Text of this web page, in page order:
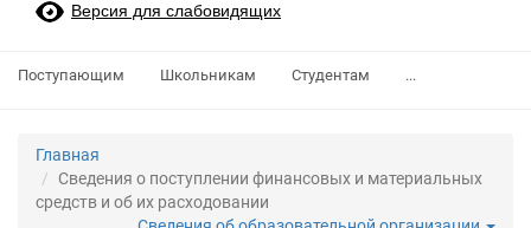
Версия для слабовидящих
Поступающим Школьникам Студентам ...
Главная
Сведения о поступлении финансовых и материальных
средств и об их расходовании